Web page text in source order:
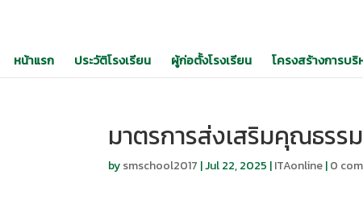
หน้าแรก ประวัติโรงเรียน ผู้ก่อตั้งโรงเรียน โครงสร้างการบริ
มาตรการส่งเสริมคุณธรร
bysmschool2017 |Jul 22, 2025 |ITAonline|0